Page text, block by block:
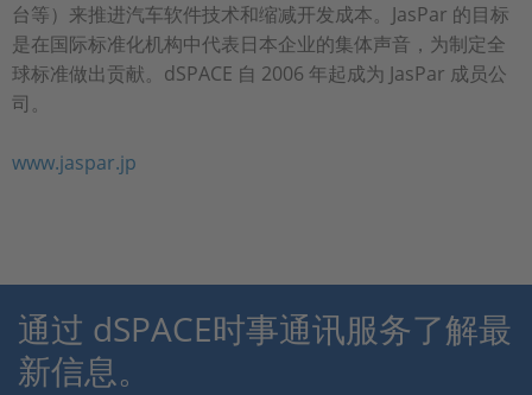
台等）来推进汽车软件技术和缩减开发成本。JasPar 的目标
是在国际标准化机构中代表日本企业的集体声音，为制定全
球标准做出贡献。dSPACE 自 2006 年起成为 JasPar 成员公
司。
www.jaspar.jp
通过 dSPACE时事通讯服务了解最
新信息。